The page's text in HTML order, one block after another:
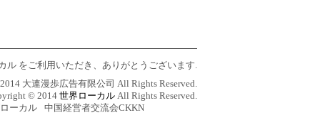
ル をご利用いただき、ありがとうございます.
大連漫歩広告有限公司 All Rights Reserved.
© 2014 世界ローカル All Rights Reserved.
ーカル 中国経営者交流会CKKN